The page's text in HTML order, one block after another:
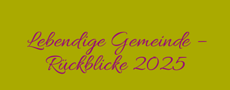
Lebendige Gemeinde –
Rückblicke 2025